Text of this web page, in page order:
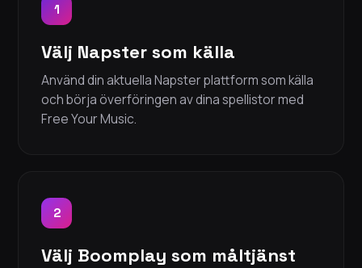
1
Välj Napster som källa
Använd din aktuella Napster plattform som källa
och börja överföringen av dina spellistor med
Free Your Music.
2
Välj Boomplay som måltjänst